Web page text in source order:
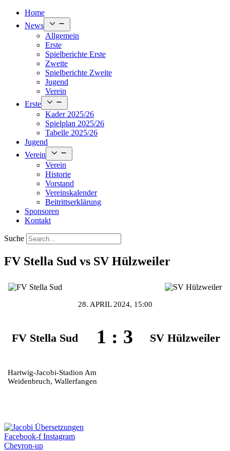
Home
News
menu
Allgemein
Erste
Spielberichte Erste
Zweite
Spielberichte Zweite
Jugend
Verein
Erste
menu
Kader 2025/26
Spielplan 2025/26
Tabelle 2025/26
Jugend
Verein
menu
Verein
Historie
Vorstand
Vereinskalender
Beitrittserklärung
Sponsoren
Kontakt
Suche
FV Stella Sud vs SV Hülzweiler
28. APRIL 2024, 15:00
FV Stella Sud 1 : 3 SV Hülzweiler
Hartwig-Jacobi-Stadion Am
Weidenbruch, Wallerfangen
Facebook-f Instagram
Chevron-up